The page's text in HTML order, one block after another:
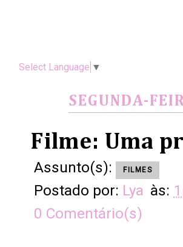
Select Language ▼
SEGUNDA-
Filme: Uma
Assunto(s): FILMES
Postado por: Lya às:
0 Comentário(s)